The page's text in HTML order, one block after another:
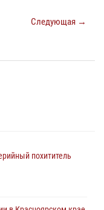
Следующая →
похититель